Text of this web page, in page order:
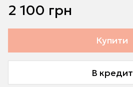
2 100 грн
Купити
В кредит